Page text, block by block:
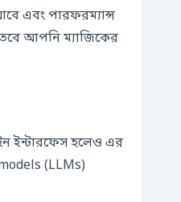
এবং পারফরম্যান্স
আপনি ম্যাজিকের
ইন্টারফেস হলেও এর
(LLMs)